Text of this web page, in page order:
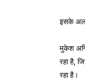
इसके
मुकेश
रहा है,
रहा है।